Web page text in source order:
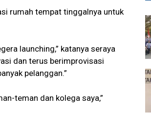
rumah tempat tinggalnya untuk
launching,” katanya seraya
dan terus berimprovisasi
pelanggan.”
teman dan kolega saya,”